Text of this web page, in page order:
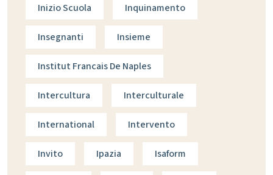
Inizio Scuola Inquinamento
Insegnanti Insieme
Institut Francais De Naples
Intercultura Interculturale
International Intervento
Invito Ipazia Isaform